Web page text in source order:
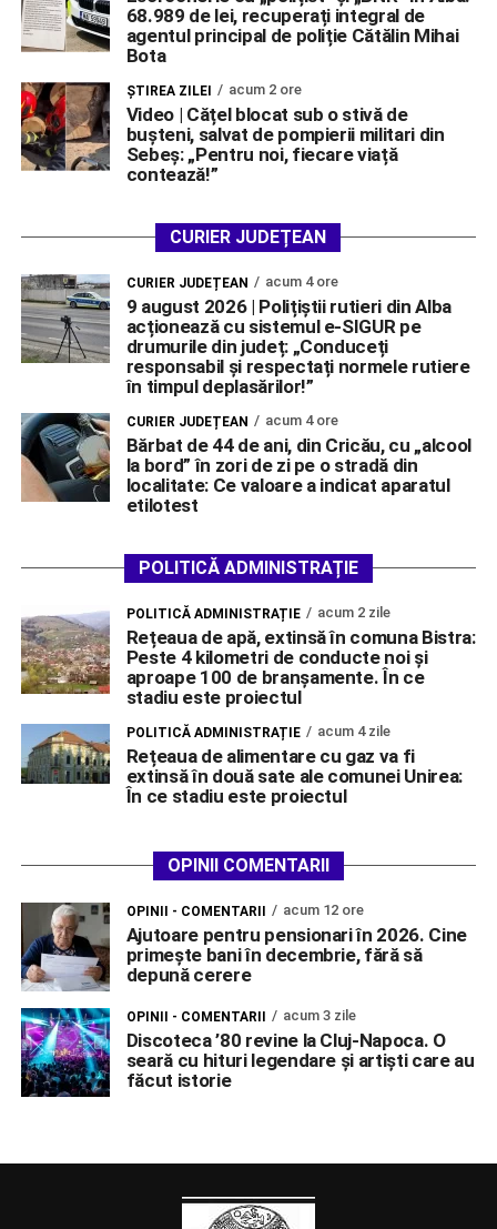
68.989 de lei, recuperați integral de
agentul principal de poliție Cătălin Mihai
Bota
ŞTIREA ZILEI acum 2 ore
Video | Cățel blocat sub o stivă de
bușteni, salvat de pompierii militari din
Sebeș: „Pentru noi, fiecare viață
contează!”
CURIER JUDEȚEAN
CURIER JUDEȚEAN acum 4 ore
9 august 2026 | Polițiștii rutieri din Alba
acționează cu sistemul e-SIGUR pe
drumurile din județ: „Conduceți
responsabil și respectați normele rutiere
în timpul deplasărilor!”
CURIER JUDEȚEAN acum 4 ore
Bărbat de 44 de ani, din Cricău, cu „alcool
la bord” în zori de zi pe o stradă din
localitate: Ce valoare a indicat aparatul
etilotest
POLITICĂ ADMINISTRAȚIE
POLITICĂ ADMINISTRAȚIE acum 2 zile
Rețeaua de apă, extinsă în comuna Bistra:
Peste 4 kilometri de conducte noi și
aproape 100 de branșamente. În ce
stadiu este proiectul
POLITICĂ ADMINISTRAȚIE acum 4 zile
Rețeaua de alimentare cu gaz va fi
extinsă în două sate ale comunei Unirea:
În ce stadiu este proiectul
OPINII COMENTARII
OPINII - COMENTARII acum 12 ore
Ajutoare pentru pensionari în 2026. Cine
primește bani în decembrie, fără să
depună cerere
OPINII - COMENTARII acum 3 zile
Discoteca ’80 revine la Cluj-Napoca. O
seară cu hituri legendare și artiști care au
făcut istorie